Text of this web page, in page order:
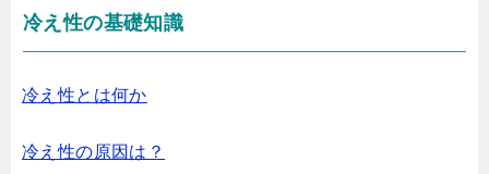
冷え性の基礎知識
冷え性とは何か
冷え性の原因は？